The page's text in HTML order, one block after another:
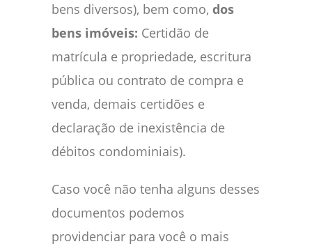
bens diversos), bem como, dos
bens imóveis: Certidão de
matrícula e propriedade, escritura
pública ou contrato de compra e
venda, demais certidões e
declaração de inexistência de
débitos condominiais).
Caso você não tenha alguns desses
documentos podemos
providenciar para você o mais